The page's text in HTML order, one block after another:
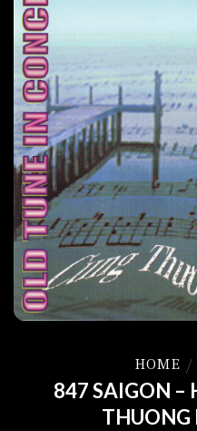
HOME /
847 SAIGON –
THUONG